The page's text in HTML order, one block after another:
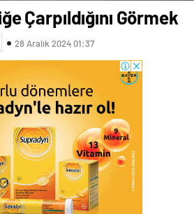
Çarpıldığını Görmek
28 Aralık 2024 01:37